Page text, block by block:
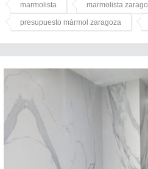
marmolista marmolista
presupuesto mármol zaragoza